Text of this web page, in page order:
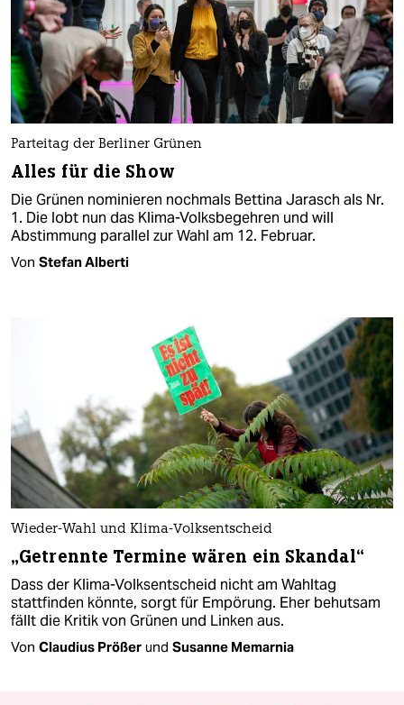
Parteitag der Berliner Grünen
Alles für die Show
Die Grünen nominieren nochmals Bettina Jarasch als Nr.
1. Die lobt nun das Klima-Volksbegehren und will
Abstimmung parallel zur Wahl am 12. Februar.
Von Stefan Alberti
Wieder-Wahl und Klima-Volksentscheid
„Getrennte Termine wären ein Skandal“
Dass der Klima-Volksentscheid nicht am Wahltag
stattfinden könnte, sorgt für Empörung. Eher behutsam
fällt die Kritik von Grünen und Linken aus.
Von Claudius Prößer und Susanne Memarnia